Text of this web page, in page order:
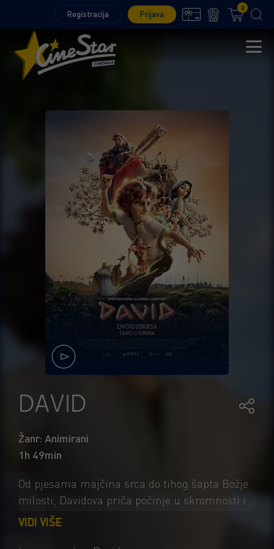
Registracija Prijava
0
DAVID
Žanr: Animirani
1h 49min
Od pjesama majčina srca do tihog šapta Božje
milosti, Davidova priča počinje u skromnosti i
predanoj vjeri. Kada se div Golijat uzdigne i
VIDI VIŠE